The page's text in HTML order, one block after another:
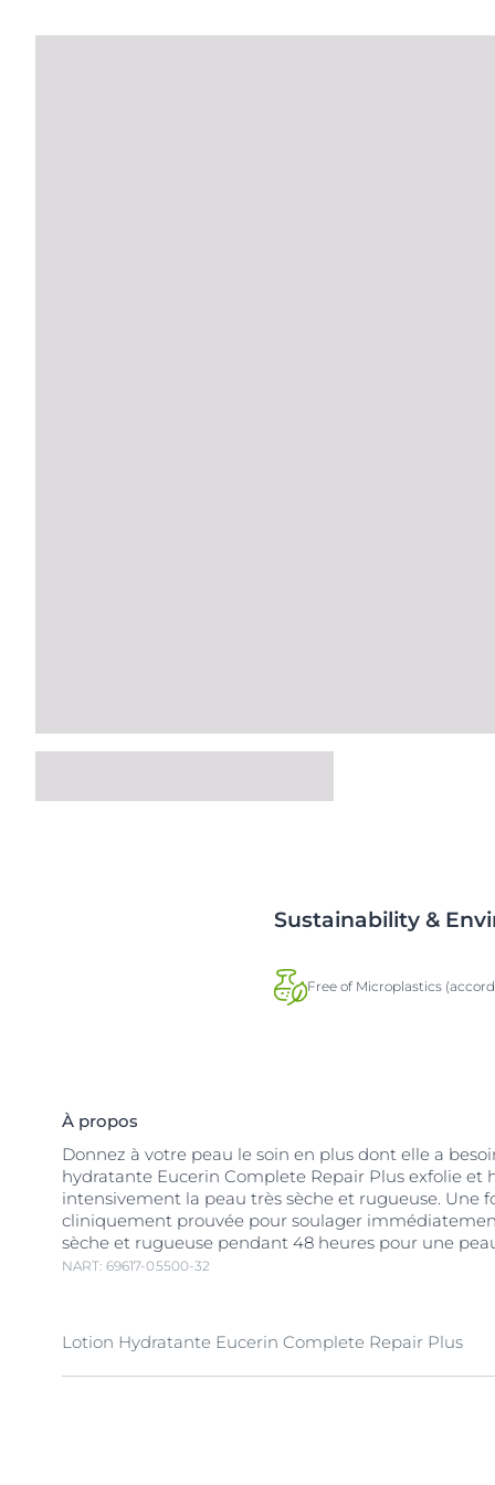
Sustainability &
Free of Microplastics
À propos
Donnez à votre peau le soin en plus dont elle a
hydratante Eucerin Complete Repair Plus exfolie et
intensivement la peau très sèche et rugueuse. Une
cliniquement prouvée pour soulager
sèche et rugueuse pendant 48 heures pour une
NART: 69617-05500-32
Lotion Hydratante Eucerin Complete Repair Plus